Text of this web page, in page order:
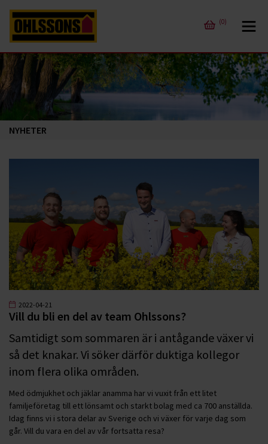
(0)
NYHETER
2022-04-21
Vill du bli en del av team Ohlssons?
Samtidigt som sommaren är i antågande växer vi
så det knakar. Vi söker därför duktiga kollegor
inom flera olika områden.
Med ödmjukhet och jäklar anamma har vi vuxit från ett litet
familjeföretag till ett lönsamt och starkt bolag med ca 700 anställda.
Idag finns vi i stora delar av Sverige och vi växer för varje dag som
går. Vill du vara en del av vår fortsatta resa?